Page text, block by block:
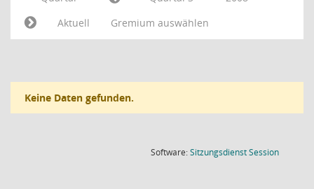
Aktuell
Gremium auswählen
Keine Daten gefunden.
Software:SitzungsdienstSession(Wird in